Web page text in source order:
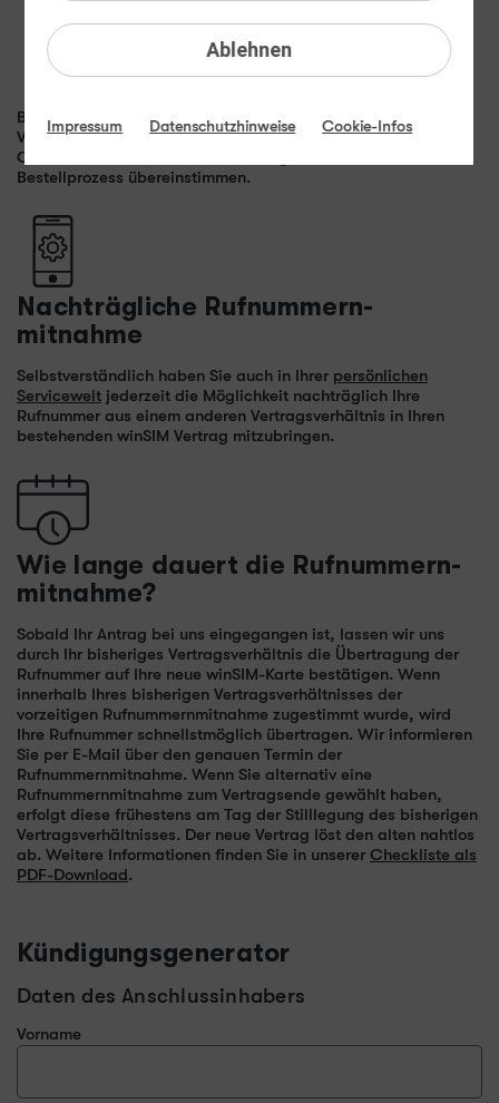
Freigabe, gerne auch telefonisch. Der bestehende Vertrag
bleibt von der Rufnummernmitnahme unberührt und läuft
mit einer neuen Rufnummer weiter.
Bitte achten Sie darauf, dass die Rufnummer Ihres aktuellen
Vertragsverhältnisses auch auf Sie registriert ist. Name und
Geburtsdatum müssen mit Ihren Angaben im winSIM
Bestellprozess übereinstimmen.
Nachträgliche Rufnummern­
mitnahme
Selbstverständlich haben Sie auch in Ihrer persönlichen
Servicewelt jederzeit die Möglichkeit nachträglich Ihre
Rufnummer aus einem anderen Vertragsverhältnis in Ihren
bestehenden winSIM Vertrag mitzubringen.
Wie lange dauert die Rufnummern­
mitnahme?
Sobald Ihr Antrag bei uns eingegangen ist, lassen wir uns
durch Ihr bisheriges Vertragsverhältnis die Übertragung der
Rufnummer auf Ihre neue winSIM-Karte bestätigen. Wenn
innerhalb Ihres bisherigen Vertragsverhältnisses der
vorzeitigen Rufnummernmitnahme zugestimmt wurde, wird
Ihre Rufnummer schnellstmöglich übertragen. Wir informieren
Sie per E-Mail über den genauen Termin der
Rufnummernmitnahme. Wenn Sie alternativ eine
Rufnummernmitnahme zum Vertragsende gewählt haben,
erfolgt diese frühestens am Tag der Stilllegung des bisherigen
Vertragsverhältnisses. Der neue Vertrag löst den alten nahtlos
ab. Weitere Informationen finden Sie in unserer Checkliste als
PDF-Download.
Kündigungs­generator
Daten des Anschlussinhabers
Vorname
Ablehnen
Impressum Datenschutzhinweise Cookie-Infos